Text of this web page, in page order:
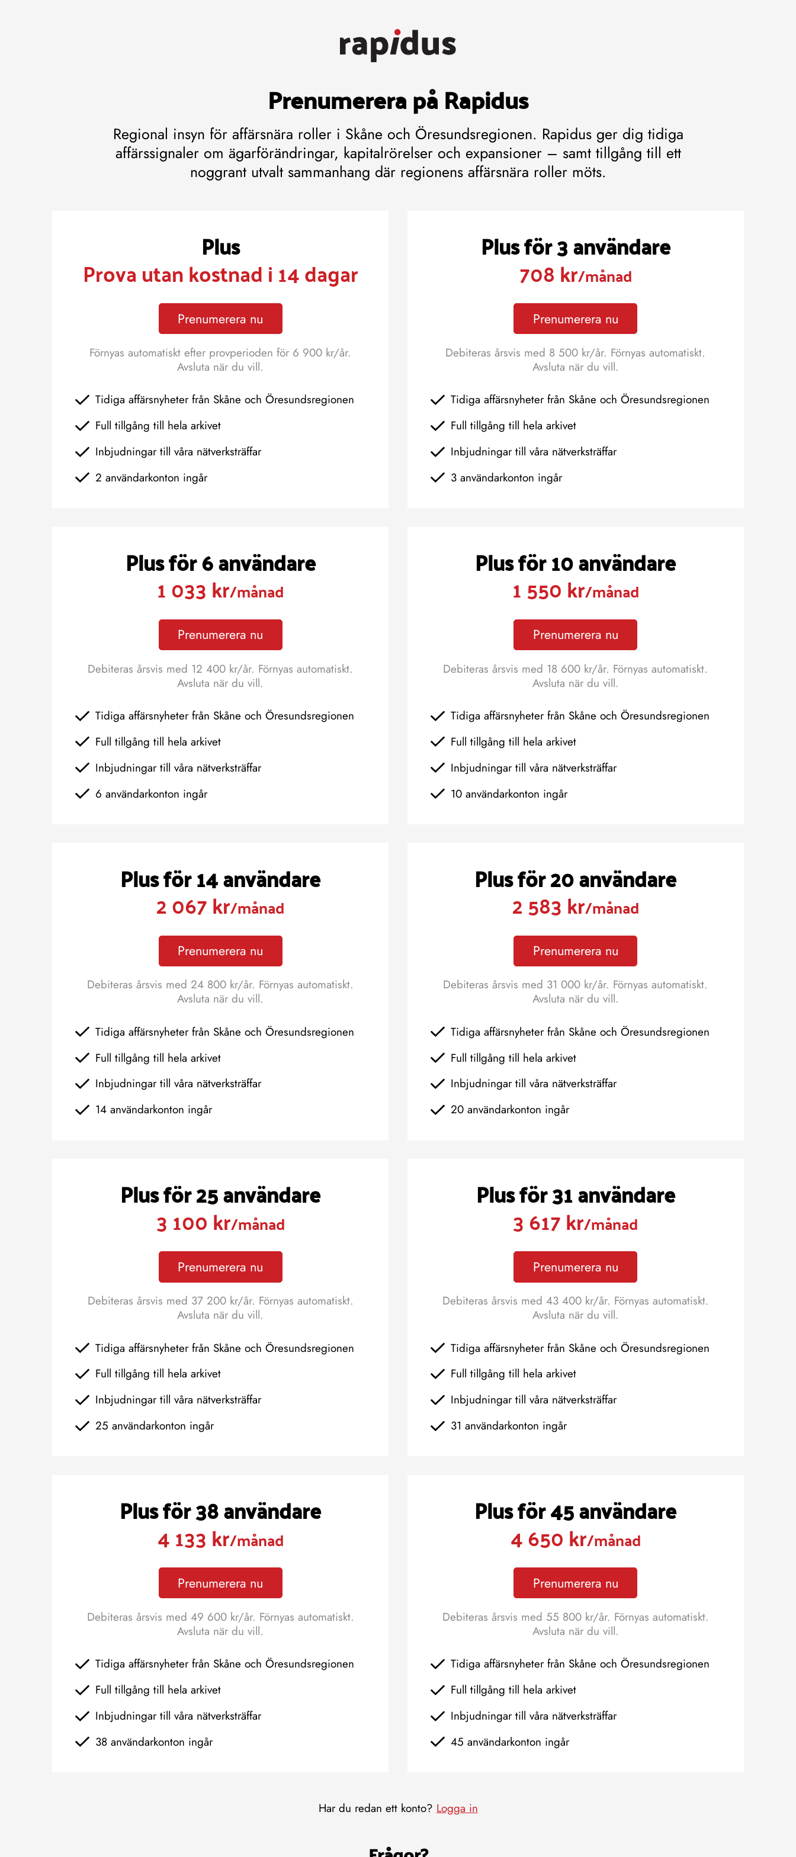
Prenumerera på Rapidus
Regional insyn för affärsnära roller i Skåne och Öresundsregionen. Rapidus ger dig tidiga
affärssignaler om ägarförändringar, kapitalrörelser och expansioner – samt tillgång till ett
noggrant utvalt sammanhang där regionens affärsnära roller möts.
Plus
Prova utan kostnad i 14 dagar
Prenumerera nu
Förnyas automatiskt efter provperioden för 6 900 kr/år.
Avsluta när du vill.
Tidiga affärsnyheter från Skåne och Öresundsregionen
Full tillgång till hela arkivet
Inbjudningar till våra nätverksträffar
2 användarkonton ingår
Plus för 3 användare
708 kr/månad
Prenumerera nu
Debiteras årsvis med 8 500 kr/år. Förnyas automatiskt.
Avsluta när du vill.
Tidiga affärsnyheter från Skåne och Öresundsregionen
Full tillgång till hela arkivet
Inbjudningar till våra nätverksträffar
3 användarkonton ingår
Plus för 6 användare
1 033 kr/månad
Prenumerera nu
Debiteras årsvis med 12 400 kr/år. Förnyas automatiskt.
Avsluta när du vill.
Tidiga affärsnyheter från Skåne och Öresundsregionen
Full tillgång till hela arkivet
Inbjudningar till våra nätverksträffar
6 användarkonton ingår
Plus för 10 användare
1 550 kr/månad
Prenumerera nu
Debiteras årsvis med 18 600 kr/år. Förnyas automatiskt.
Avsluta när du vill.
Tidiga affärsnyheter från Skåne och Öresundsregionen
Full tillgång till hela arkivet
Inbjudningar till våra nätverksträffar
10 användarkonton ingår
Plus för 14 användare
2 067 kr/månad
Prenumerera nu
Debiteras årsvis med 24 800 kr/år. Förnyas automatiskt.
Avsluta när du vill.
Tidiga affärsnyheter från Skåne och Öresundsregionen
Full tillgång till hela arkivet
Inbjudningar till våra nätverksträffar
14 användarkonton ingår
Plus för 20 användare
2 583 kr/månad
Prenumerera nu
Debiteras årsvis med 31 000 kr/år. Förnyas automatiskt.
Avsluta när du vill.
Tidiga affärsnyheter från Skåne och Öresundsregionen
Full tillgång till hela arkivet
Inbjudningar till våra nätverksträffar
20 användarkonton ingår
Plus för 25 användare
3 100 kr/månad
Prenumerera nu
Debiteras årsvis med 37 200 kr/år. Förnyas automatiskt.
Avsluta när du vill.
Tidiga affärsnyheter från Skåne och Öresundsregionen
Full tillgång till hela arkivet
Inbjudningar till våra nätverksträffar
25 användarkonton ingår
Plus för 31 användare
3 617 kr/månad
Prenumerera nu
Debiteras årsvis med 43 400 kr/år. Förnyas automatiskt.
Avsluta när du vill.
Tidiga affärsnyheter från Skåne och Öresundsregionen
Full tillgång till hela arkivet
Inbjudningar till våra nätverksträffar
31 användarkonton ingår
Plus för 38 användare
4 133 kr/månad
Prenumerera nu
Debiteras årsvis med 49 600 kr/år. Förnyas automatiskt.
Avsluta när du vill.
Tidiga affärsnyheter från Skåne och Öresundsregionen
Full tillgång till hela arkivet
Inbjudningar till våra nätverksträffar
38 användarkonton ingår
Plus för 45 användare
4 650 kr/månad
Prenumerera nu
Debiteras årsvis med 55 800 kr/år. Förnyas automatiskt.
Avsluta när du vill.
Tidiga affärsnyheter från Skåne och Öresundsregionen
Full tillgång till hela arkivet
Inbjudningar till våra nätverksträffar
45 användarkonton ingår
Har du redan ett konto? Logga in